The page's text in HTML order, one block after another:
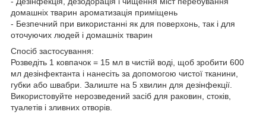
домашніх тварин ароматизація приміщень
- Безпечний при використанні як для поверхонь, так і для
оточуючих людей і домашніх тварин
Спосіб застосування:
Розведіть 1 ковпачок = 15 мл в чистій воді, щоб зробити 600
мл дезінфектанта і нанесіть за допомогою чистої тканини,
губки або швабри. Залиште на 5 хвилин для дезінфекції.
Використовуйте нерозведений засіб для раковин, стоків,
туалетів і зливних отворів.